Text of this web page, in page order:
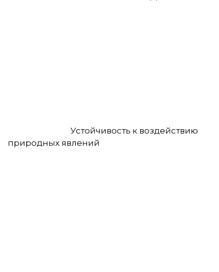
Устойчивость к воздействию
природных явлений